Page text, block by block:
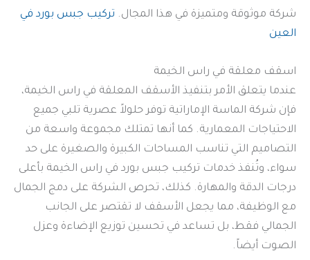
شركة موثوقة ومتميزة في هذا المجال. تركيب جبس بورد في
العين
اسقف معلقة في راس الخيمة
عندما يتعلق الأمر بتنفيذ الأسقف المعلقة في راس الخيمة،
فإن شركة الماسة الإماراتية توفر حلولاً عصرية تلبي جميع
الاحتياجات المعمارية. كما أنها تمتلك مجموعة واسعة من
التصاميم التي تناسب المساحات الكبيرة والصغيرة على حد
سواء، وتُنفذ خدمات تركيب جبس بورد في راس الخيمة بأعلى
درجات الدقة والمهارة. كذلك، تحرص الشركة على دمج الجمال
مع الوظيفة، مما يجعل الأسقف لا تقتصر على الجانب
الجمالي فقط، بل تساعد في تحسين توزيع الإضاءة وعزل
الصوت أيضاً.